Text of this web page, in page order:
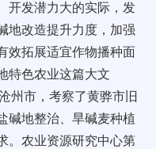
开发潜力大的实际，发
地改造提升力度，加强
效拓展适宜作物播种面
特色农业这篇大文
州市，考察了黄骅市旧
碱地整治、旱碱麦种植
。农业资源研究中心第